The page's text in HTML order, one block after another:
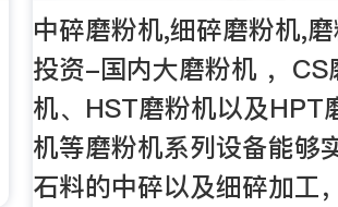
中碎磨粉机,细碎磨粉机,
投资-国内大磨粉机 ，CS
机、HST磨粉机以及HPT
机等磨粉机系列设备能够
石料的中碎以及细碎加工